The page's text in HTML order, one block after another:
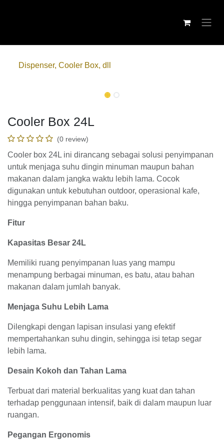
Dispenser, Cooler Box, dll
Cooler Box 24L
(0 review)
Cooler box 24L ini dirancang sebagai solusi penyimpanan
untuk menjaga suhu dingin minuman maupun bahan
makanan dalam jangka waktu lebih lama. Cocok
digunakan untuk kebutuhan outdoor, operasional kafe,
hingga penyimpanan bahan baku.
Fitur
Kapasitas Besar 24L
Memiliki ruang penyimpanan luas yang mampu
menampung berbagai minuman, es batu, atau bahan
makanan dalam jumlah banyak.
Menjaga Suhu Lebih Lama
Dilengkapi dengan lapisan insulasi yang efektif
mempertahankan suhu dingin, sehingga isi tetap segar
lebih lama.
Desain Kokoh dan Tahan Lama
Terbuat dari material berkualitas yang kuat dan tahan
terhadap penggunaan intensif, baik di dalam maupun luar
ruangan.
Pegangan Ergonomis